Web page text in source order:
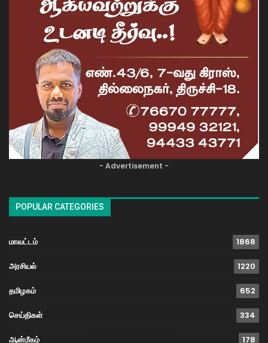
- Advertisement -
POPULAR CATEGORIES
மாவட்டம் 1868
அரசியல் 1220
தமிழகம் 652
செய்திகள் 334
ஆன்மீகம் 178